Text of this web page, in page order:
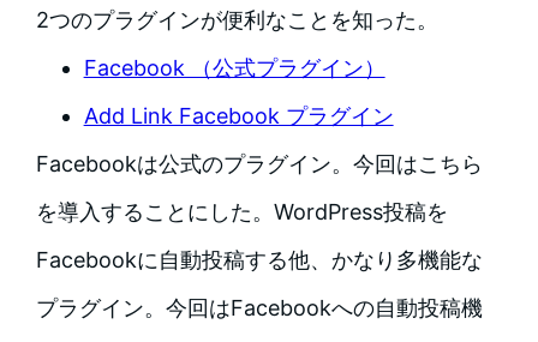
2つのプラグインが便利なことを知った。
Facebook （公式プラグイン）
Add Link Facebook プラグイン
Facebookは公式のプラグイン。今回はこちら
を導入することにした。WordPress投稿を
Facebookに自動投稿する他、かなり多機能な
プラグイン。今回はFacebookへの自動投稿機